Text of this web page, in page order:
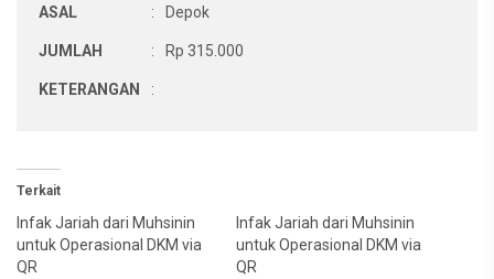
ASAL : Depok
JUMLAH : Rp 315.000
KETERANGAN :
Terkait
Infak Jariah dari Muhsinin
untuk Operasional DKM via
QR
Infak Jariah dari Muhsinin
untuk Operasional DKM via
QR